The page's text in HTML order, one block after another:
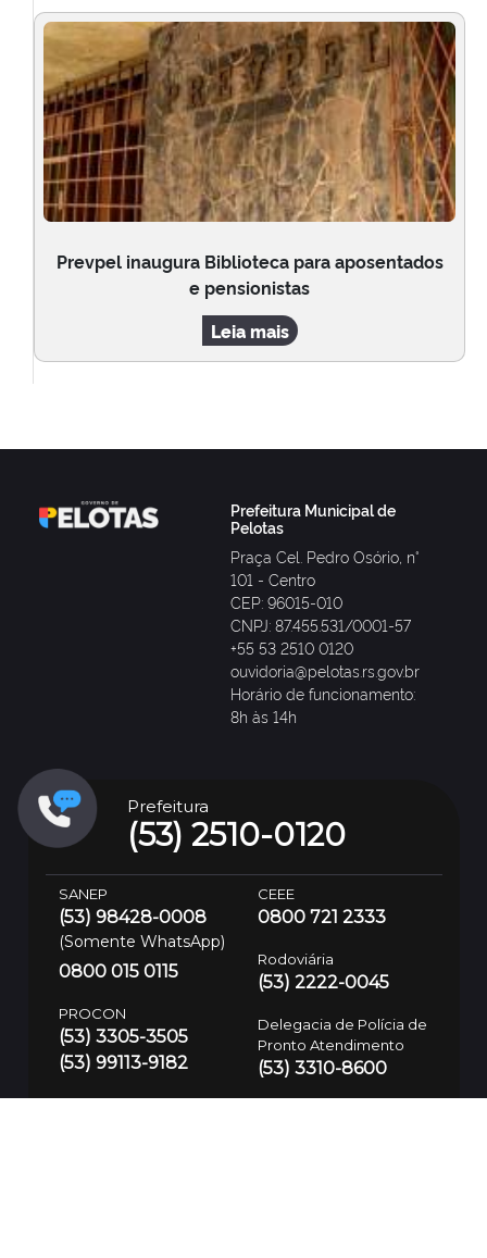
Prevpel inaugura Biblioteca para aposentados
e pensionistas
Leia mais
Prefeitura Municipal de
Pelotas
Praça Cel. Pedro Osório, n°
101 - Centro
CEP: 96015-010
CNPJ: 87.455.531/0001-57
+55 53 2510 0120
ouvidoria@pelotas.rs.gov.br
Horário de funcionamento:
8h às 14h
Prefeitura
(53) 2510-0120
SANEP
(53) 98428-0008
(Somente WhatsApp)
0800 015 0115
PROCON
(53) 3305-3505
(53) 99113-9182
CEEE
0800 721 2333
Rodoviária
(53) 2222-0045
Delegacia de Polícia de
Pronto Atendimento
(53) 3310-8600